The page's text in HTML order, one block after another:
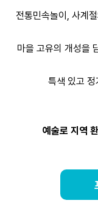
전통민속놀이, 사계
마을 고유의 개성을
특색 있고
예술로 지역